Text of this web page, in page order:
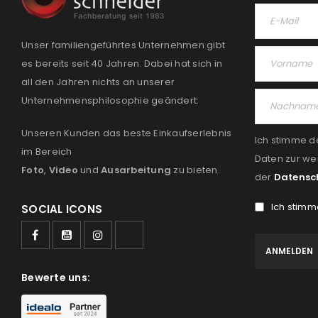
Unser familiengeführtes Unternehmen gibt
es bereits seit 40 Jahren. Dabei hat sich in
all den Jahren nichts an unserer
Unternehmensphilosophie geändert:
Unseren Kunden das beste Einkaufserlebnis
im Bereich
Foto, Video und Ausarbeitung zu bieten.
SOCIAL ICONS
Bewerte uns:
Ich stimme
Daten zur
der
Ich